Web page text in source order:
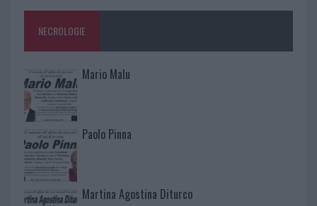
NECROLOGIE
Mario Malu
Paolo Pinna
Martina Agostina Diturco